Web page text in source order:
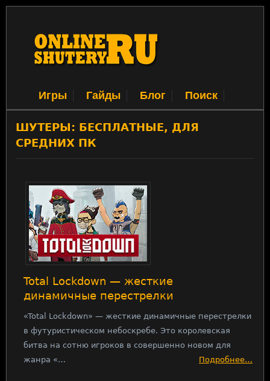
Игры Гайды Блог Поиск
ШУТЕРЫ: БЕСПЛАТНЫЕ, ДЛЯ
СРЕДНИХ ПК
Total Lockdown — жесткие
динамичные перестрелки
«Total Lockdown» — жесткие динамичные перестрелки
в футуристическом небоскребе. Это королевская
битва на сотню игроков в совершенно новом для
жанра «…
Подробнее…